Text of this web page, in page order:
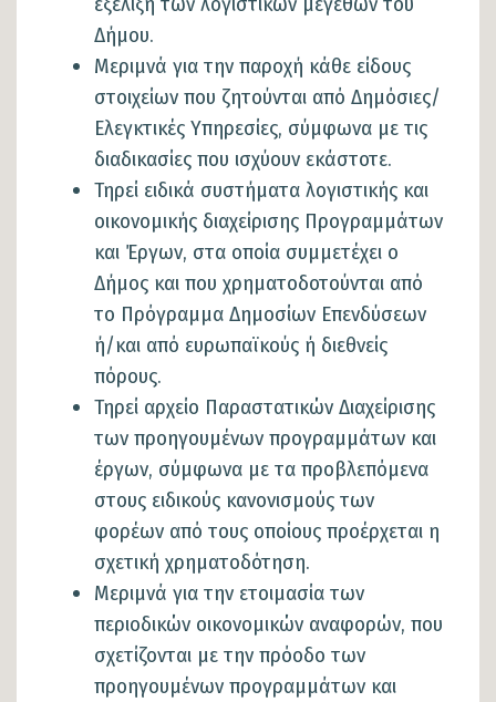
Δήμου.
Μεριμνά για την παροχή κάθε είδους
στοιχείων που ζητούνται από Δημόσιες/
Ελεγκτικές Υπηρεσίες, σύμφωνα με τις
διαδικασίες που ισχύουν εκάστοτε.
Τηρεί ειδικά συστήματα λογιστικής και
οικονομικής διαχείρισης Προγραμμάτων
και Έργων, στα οποία συμμετέχει ο
Δήμος και που χρηματοδοτούνται από
το Πρόγραμμα Δημοσίων Επενδύσεων
ή/και από ευρωπαϊκούς ή διεθνείς
πόρους.
Τηρεί αρχείο Παραστατικών Διαχείρισης
των προηγουμένων προγραμμάτων και
έργων, σύμφωνα με τα προβλεπόμενα
στους ειδικούς κανονισμούς των
φορέων από τους οποίους προέρχεται η
σχετική χρηματοδότηση.
Μεριμνά για την ετοιμασία των
περιοδικών οικονομικών αναφορών, που
σχετίζονται με την πρόοδο των
προηγουμένων προγραμμάτων και